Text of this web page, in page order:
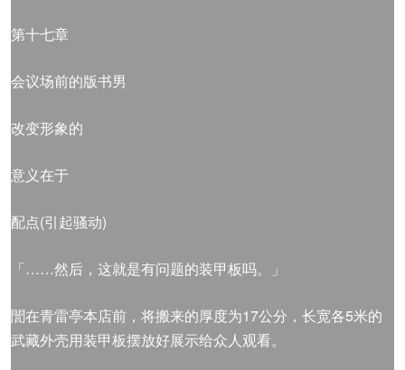
第十七章
会议场前的版书男
改变形象的
意义在于
配点(引起骚动)
「……然后，这就是有问题的装甲板吗。」
誾在青雷亭本店前，将搬来的厚度为17公分，长宽各5米的
武藏外壳用装甲板摆放好展示给众人观看。